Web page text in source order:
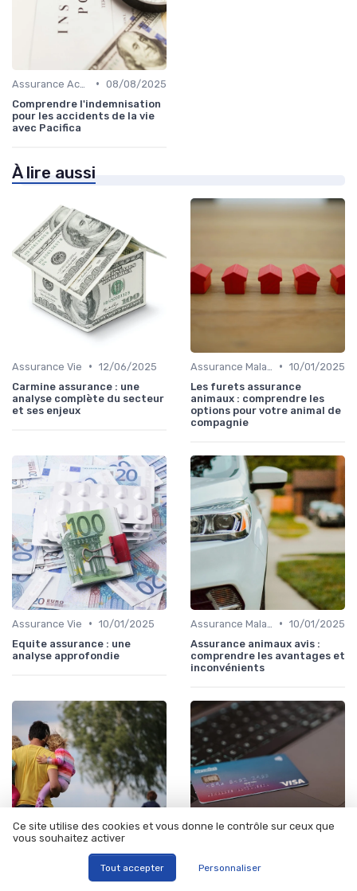
• 08/08/2025
Comprendre l'indemnisation
pour les accidents de la vie
avec Pacifica
À lire aussi
Assurance Vie • 12/06/2025
Carmine assurance : une
analyse complète du secteur
et ses enjeux
• 10/01/2025
Les furets assurance
animaux : comprendre les
options pour votre animal de
compagnie
Assurance Vie • 10/01/2025
Equite assurance : une
analyse approfondie
• 10/01/2025
Assurance animaux avis :
comprendre les avantages et
inconvénients
10/01/2025
Assurance Vie
Ce site utilise des cookies et vous donne le contrôle sur ceux que
vous souhaitez activer
Tout accepter Personnaliser